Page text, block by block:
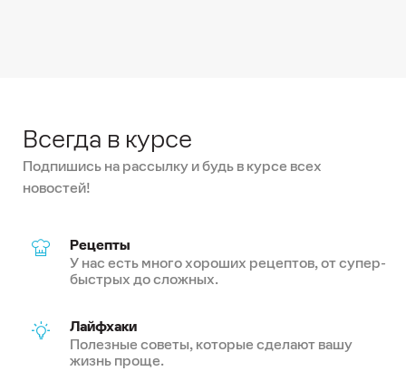
Всегда в курсе
Подпишись на рассылку и будь в курсе всех
новостей!
Рецепты
У нас есть много хороших рецептов, от супер-
быстрых до сложных.
Лайфхаки
Полезные советы, которые сделают вашу
жизнь проще.